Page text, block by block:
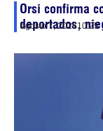
Orsi confirma
deportados,
agosto 7, 202610:25